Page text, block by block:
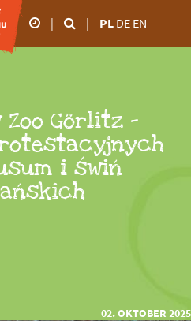
godziny otwarcia
09.00 - 18:00
do lutego
09.00 - 16:00
| | PL DE EN
Görlitz –
i świń
02. OKTOBER 2025